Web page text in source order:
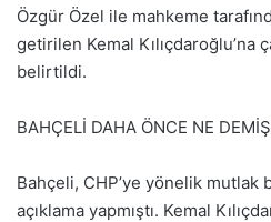
Özgür Özel ile mahkeme
getirilen Kemal Kılıçdaroğlu’na
belirtildi.
BAHÇELİ DAHA ÖNCE NE
Bahçeli, CHP’ye yönelik mutlak
açıklama yapmıştı. Kemal